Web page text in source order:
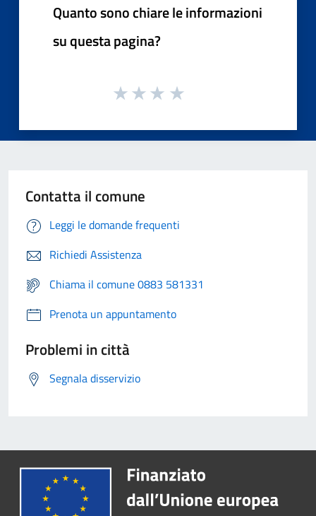
Quanto sono chiare le informazioni
su questa pagina?
Contatta il comune
Leggi le domande frequenti
Richiedi Assistenza
Chiama il comune 0883 581331
Prenota un appuntamento
Problemi in città
Segnala disservizio